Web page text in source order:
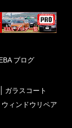
ブログ
ガラスコート
ウィンドウリペア